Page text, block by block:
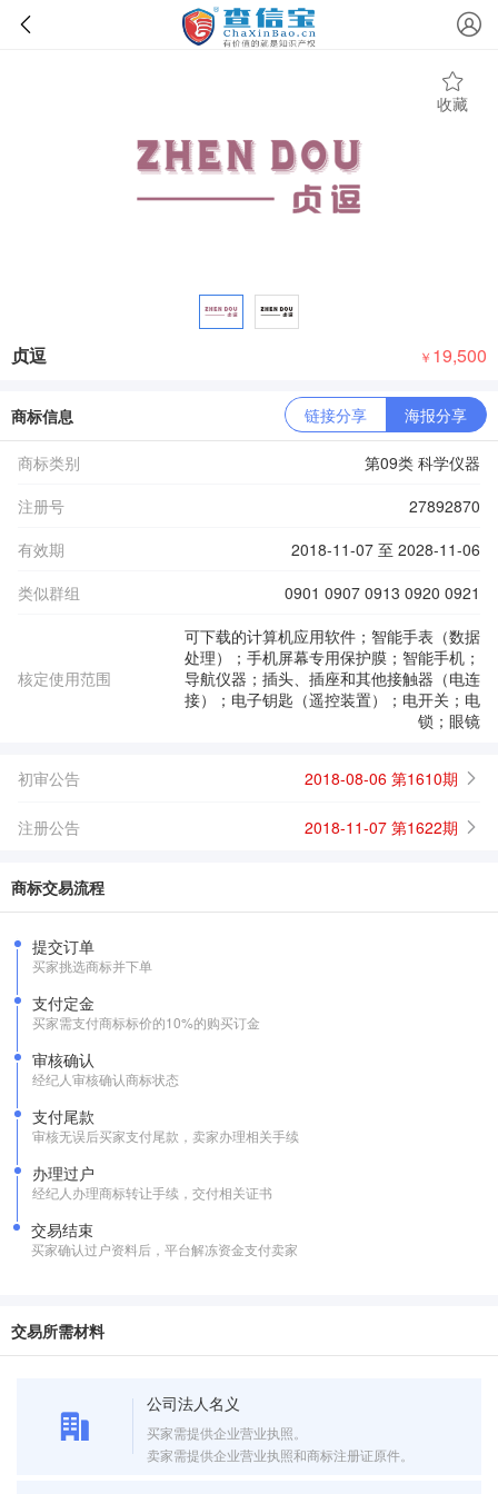
收藏
贞逗 ￥ 19,500
商标信息 链接分享 海报分享
商标类别
第09类 科学仪器
注册号
27892870
有效期
2018-11-07 至 2028-11-06
类似群组
0901 0907 0913 0920 0921
核定使用范围
可下载的计算机应用软件；智能手表（数据
处理）；手机屏幕专用保护膜；智能手机；
导航仪器；插头、插座和其他接触器（电连
接）；电子钥匙（遥控装置）；电开关；电
锁；眼镜
初审公告 2018-08-06 第1610期
注册公告 2018-11-07 第1622期
商标交易流程
提交订单
买家挑选商标并下单
支付定金
买家需支付商标标价的10%的购买订金
审核确认
经纪人审核确认商标状态
支付尾款
审核无误后买家支付尾款，卖家办理相关手续
办理过户
经纪人办理商标转让手续，交付相关证书
交易结束
买家确认过户资料后，平台解冻资金支付卖家
交易所需材料
公司法人名义
买家需提供企业营业执照。
卖家需提供企业营业执照和商标注册证原件。